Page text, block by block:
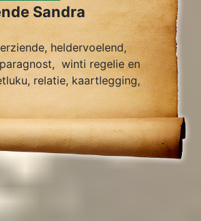
Sandra
heldervoelend,
winti regelie en
relatie, kaartlegging,
tweelingzielen,
relatie herstel,